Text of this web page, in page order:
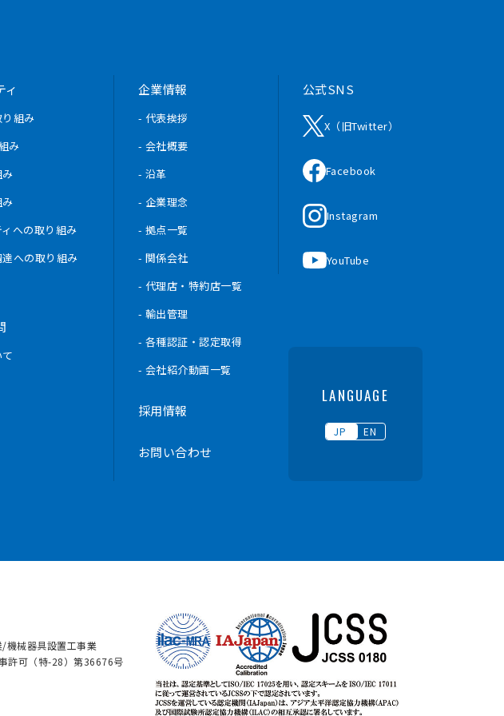
ィ
組み
み
への取り組み
への取り組み
企業情報
- 代表挨拶
- 会社概要
- 沿革
- 企業理念
- 拠点一覧
- 関係会社
- 代理店・特約店一覧
- 輸出管理
- 各種認証・認定取得
- 会社紹介動画一覧
採用情報
お問い合わせ
公式SNS
X（旧Twitter）
Facebook
Instagram
YouTube
LANGUAGE
JP EN
機械器具設置工事業
許可（特-28）第36676号